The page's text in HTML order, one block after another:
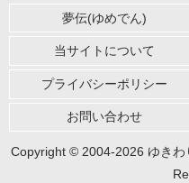
夢伝(ゆめでん)
当サイトについて
プライバシーポリシー
お問い合わせ
Copyright © 2004-2026 ゆきわ